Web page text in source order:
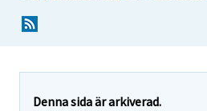
Denna sida är arkiverad.